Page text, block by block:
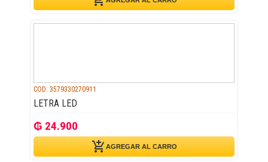
COD: 3579330270911
LETRA LED
₲ 24.900
add_shopping_cartAGREGAR AL CARRO